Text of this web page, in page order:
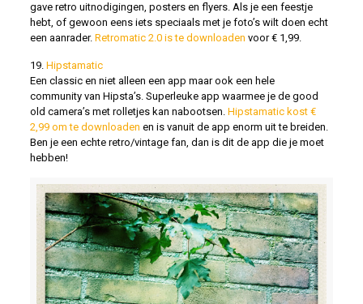
gave retro uitnodigingen, posters en flyers. Als je een feestje
hebt, of gewoon eens iets speciaals met je foto’s wilt doen echt
een aanrader. Retromatic 2.0 is te downloaden voor € 1,99.
19. Hipstamatic
Een classic en niet alleen een app maar ook een hele
community van Hipsta’s. Superleuke app waarmee je de good
old camera’s met rolletjes kan nabootsen. Hipstamatic kost €
2,99 om te downloaden en is vanuit de app enorm uit te breiden.
Ben je een echte retro/vintage fan, dan is dit de app die je moet
hebben!